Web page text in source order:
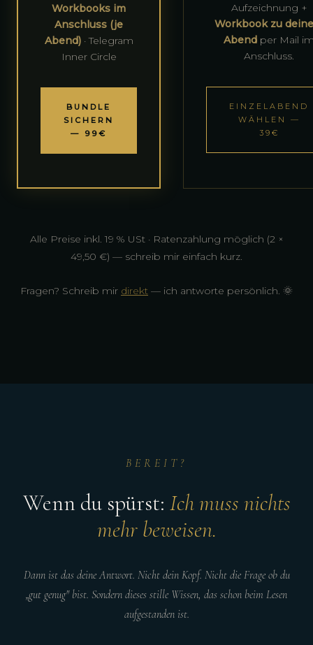
Workbooks im
Anschluss (je
Abend)· Telegram
Inner Circle
BUNDLE
SICHERN
— 99€
Aufzeichnung +
Workbook zu
Abend per Mail
Anschluss.
EINZELABEND
WÄHLEN —
39€
Alle Preise inkl. 19 % USt · Ratenzahlung möglich (2 ×
49,50 €) — schreib mir einfach kurz.
Fragen? Schreib mir direkt — ich antworte persönlich. 🌞
BEREIT?
Wenn du spürst: Ich muss nichts
mehr beweisen.
Dann ist das deine Antwort. Nicht dein Kopf. Nicht die Frage ob du
„gut genug" bist. Sondern dieses stille Wissen, das schon beim Lesen
aufgestanden ist.